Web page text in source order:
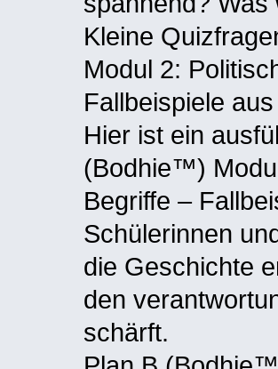
Kleine
Modul 2:
Fallbeispiele
Hier ist ein
(Bodhie™)
Begriffe –
Schülerinnen
die Geschichte
den
schärft.